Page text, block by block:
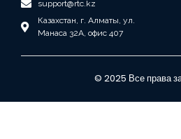
support@rtc.kz
Казахстан, г. Алматы, ул.
Манаса 32А, офис 407
© 2025 Все права